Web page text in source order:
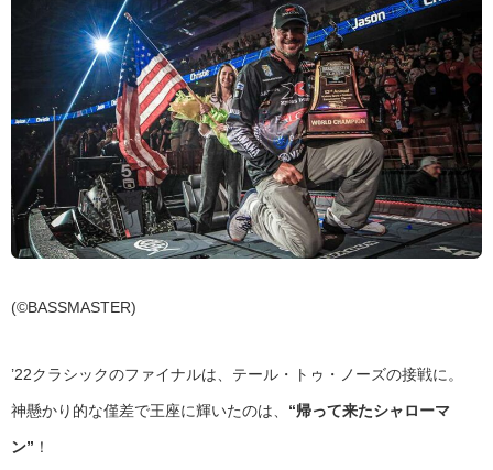
(©BASSMASTER)
’22クラシックのファイナルは、テール・トゥ・ノーズの接戦に。
神懸かり的な僅差で王座に輝いたのは、 “帰って来たシャローマ
ン” ！